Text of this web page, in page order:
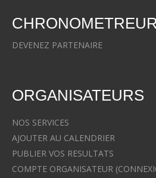
DEVENEZ PARTENAIRE
ORGANISATEURS
NOS SERVICES
AJOUTER AU CALENDRIER
PUBLIER VOS RESULTATS
COMPTE ORGANISATEUR